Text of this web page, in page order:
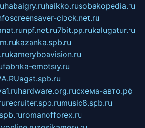
habaigry.ruhaikko.rusobakopedia.ru
screensaver-clock.net.ru
npf.net.ru7bit.pp.rukalugatur.ru
kazanka.spb.ru
kameryboavision.ru
fabrika-emotsiy.ru
agat.spb.ru
hardware.org.ruсхема-авто.рф
recruiter.spb.rumusic8.spb.ru
romanofforex.ru